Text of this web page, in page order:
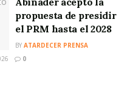
propuesta de presidir
el PRM hasta el 2028
BY ATARDECER PRENSA
0